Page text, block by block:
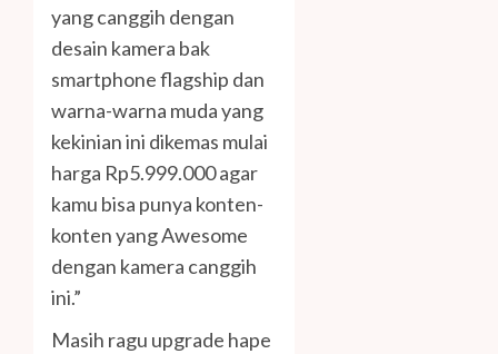
yang canggih dengan
desain kamera bak
smartphone flagship dan
warna-warna muda yang
kekinian ini dikemas mulai
harga Rp5.999.000 agar
kamu bisa punya konten-
konten yang Awesome
dengan kamera canggih
ini.”
Masih ragu upgrade hape